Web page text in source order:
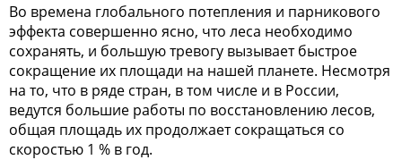
Во времена глобального потепления и парникового
эффекта совершенно ясно, что леса необходимо
сохранять, и большую тревогу вызывает быстрое
сокращение их площади на нашей планете. Несмотря
на то, что в ряде стран, в том числе и в России,
ведутся большие работы по восстановлению лесов,
общая площадь их продолжает сокращаться со
скоростью 1 % в год.